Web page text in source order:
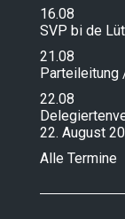
16.08
SVP bi de
21.08
Parteileitung
22.08
22. August
Alle Termine